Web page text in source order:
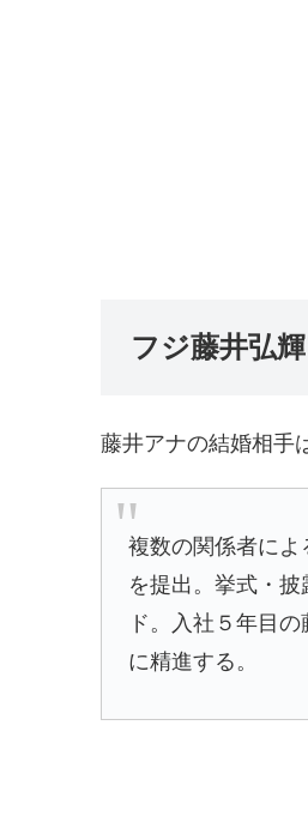
フジ藤井弘
藤井アナの結婚相手
複数の関係者によ
を提出。挙式・
ド。入社５年目
に精進する。